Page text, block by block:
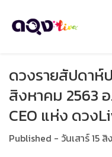
ดวงรายสัปดาห์
สิงหาคม 2563
CEO แห่ง ดวง
Published - วันเสาร์ 15